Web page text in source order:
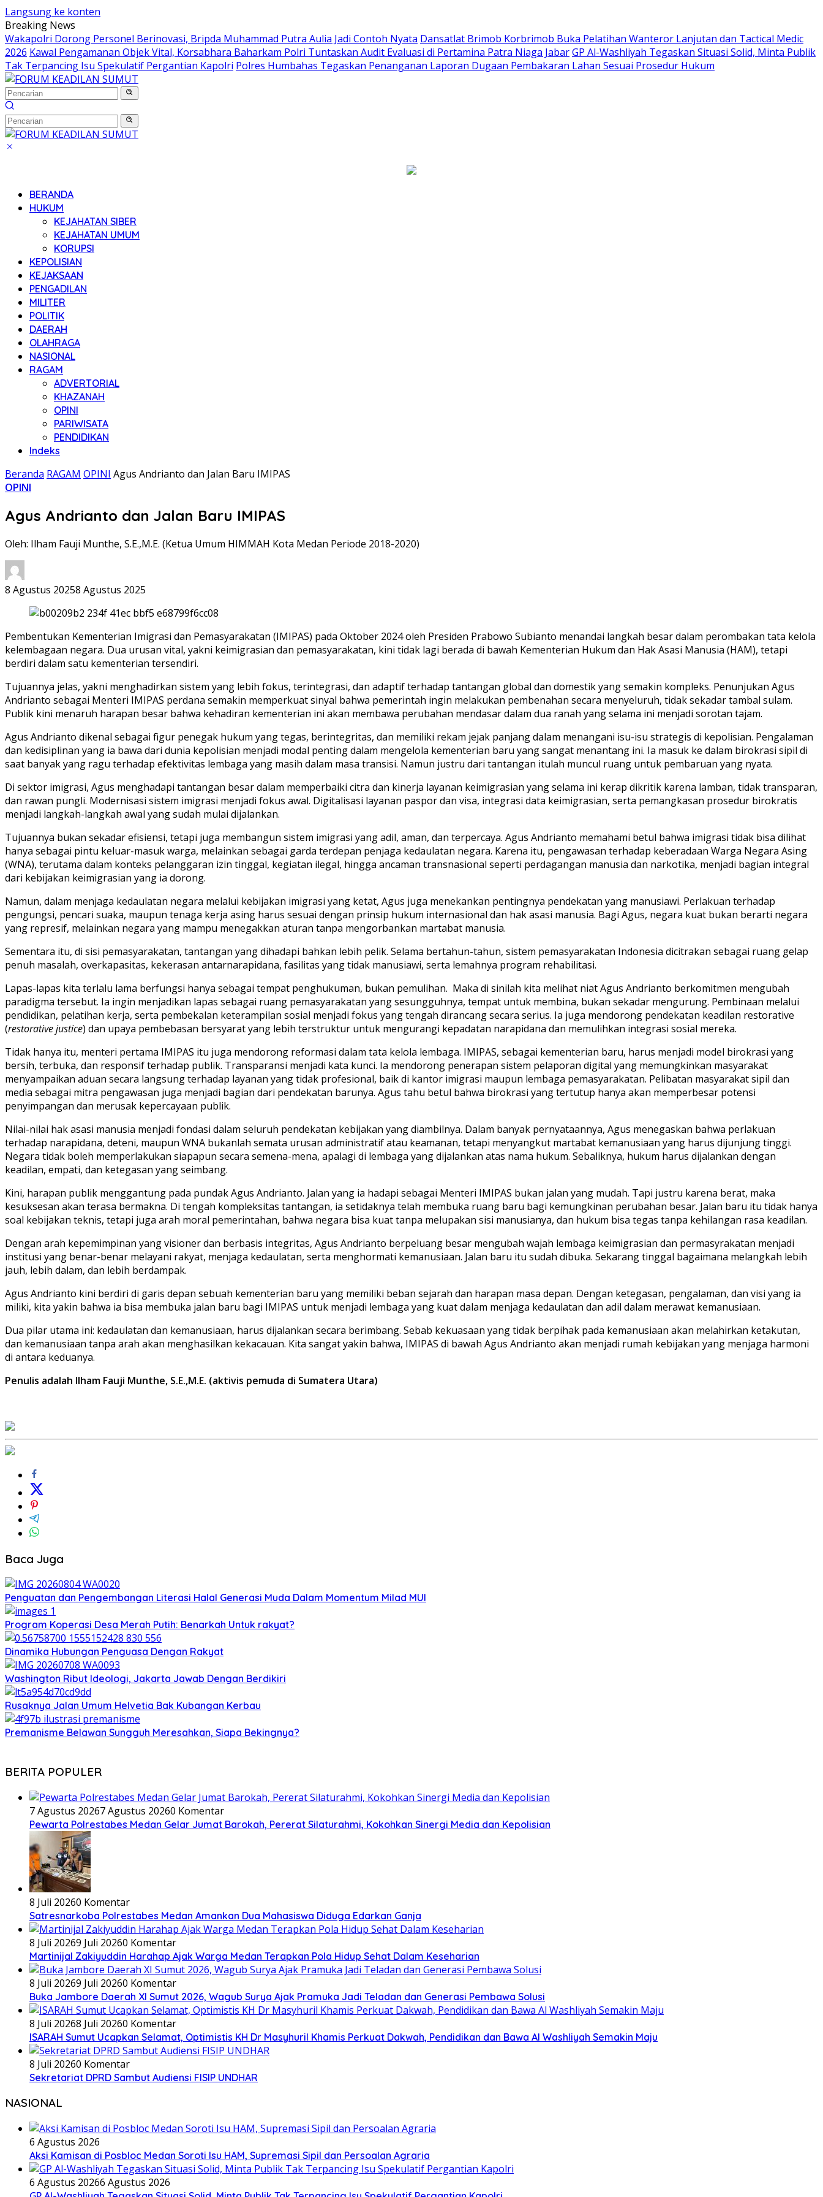
Langsung ke konten
Breaking News
Wakapolri Dorong Personel Berinovasi, Bripda Muhammad Putra Aulia Jadi Contoh Nyata Dansatlat Brimob Korbrimob Buka Pelatihan Wanteror Lanjutan dan Tactical Medic
2026 Kawal Pengamanan Objek Vital, Korsabhara Baharkam Polri Tuntaskan Audit Evaluasi di Pertamina Patra Niaga JabarGP Al-Washliyah Tegaskan Situasi Solid, Minta Publik
Tak Terpancing Isu Spekulatif Pergantian Kapolri Polres Humbahas Tegaskan Penanganan Laporan Dugaan Pembakaran Lahan Sesuai Prosedur Hukum
BERANDA
HUKUM
KEJAHATAN SIBER
KEJAHATAN UMUM
KORUPSI
KEPOLISIAN
KEJAKSAAN
PENGADILAN
MILITER
POLITIK
DAERAH
OLAHRAGA
NASIONAL
RAGAM
ADVERTORIAL
KHAZANAH
OPINI
PARIWISATA
PENDIDIKAN
Indeks
Beranda RAGAM OPINI Agus Andrianto dan Jalan Baru IMIPAS
OPINI
Agus Andrianto dan Jalan Baru IMIPAS
Oleh: Ilham Fauji Munthe, S.E.,M.E. (Ketua Umum HIMMAH Kota Medan Periode 2018-2020)
8 Agustus 20258 Agustus 2025
Pembentukan Kementerian Imigrasi dan Pemasyarakatan (IMIPAS) pada Oktober 2024 oleh Presiden Prabowo Subianto menandai langkah besar dalam perombakan tata kelola
kelembagaan negara. Dua urusan vital, yakni keimigrasian dan pemasyarakatan, kini tidak lagi berada di bawah Kementerian Hukum dan Hak Asasi Manusia (HAM), tetapi
berdiri dalam satu kementerian tersendiri.
Tujuannya jelas, yakni menghadirkan sistem yang lebih fokus, terintegrasi, dan adaptif terhadap tantangan global dan domestik yang semakin kompleks. Penunjukan Agus
Andrianto sebagai Menteri IMIPAS perdana semakin memperkuat sinyal bahwa pemerintah ingin melakukan pembenahan secara menyeluruh, tidak sekadar tambal sulam.
Publik kini menaruh harapan besar bahwa kehadiran kementerian ini akan membawa perubahan mendasar dalam dua ranah yang selama ini menjadi sorotan tajam.
Agus Andrianto dikenal sebagai figur penegak hukum yang tegas, berintegritas, dan memiliki rekam jejak panjang dalam menangani isu-isu strategis di kepolisian. Pengalaman
dan kedisiplinan yang ia bawa dari dunia kepolisian menjadi modal penting dalam mengelola kementerian baru yang sangat menantang ini. Ia masuk ke dalam birokrasi sipil di
saat banyak yang ragu terhadap efektivitas lembaga yang masih dalam masa transisi. Namun justru dari tantangan itulah muncul ruang untuk pembaruan yang nyata.
Di sektor imigrasi, Agus menghadapi tantangan besar dalam memperbaiki citra dan kinerja layanan keimigrasian yang selama ini kerap dikritik karena lamban, tidak transparan,
dan rawan pungli. Modernisasi sistem imigrasi menjadi fokus awal. Digitalisasi layanan paspor dan visa, integrasi data keimigrasian, serta pemangkasan prosedur birokratis
menjadi langkah-langkah awal yang sudah mulai dijalankan.
Tujuannya bukan sekadar efisiensi, tetapi juga membangun sistem imigrasi yang adil, aman, dan terpercaya. Agus Andrianto memahami betul bahwa imigrasi tidak bisa dilihat
hanya sebagai pintu keluar-masuk warga, melainkan sebagai garda terdepan penjaga kedaulatan negara. Karena itu, pengawasan terhadap keberadaan Warga Negara Asing
(WNA), terutama dalam konteks pelanggaran izin tinggal, kegiatan ilegal, hingga ancaman transnasional seperti perdagangan manusia dan narkotika, menjadi bagian integral
dari kebijakan keimigrasian yang ia dorong.
Namun, dalam menjaga kedaulatan negara melalui kebijakan imigrasi yang ketat, Agus juga menekankan pentingnya pendekatan yang manusiawi. Perlakuan terhadap
pengungsi, pencari suaka, maupun tenaga kerja asing harus sesuai dengan prinsip hukum internasional dan hak asasi manusia. Bagi Agus, negara kuat bukan berarti negara
yang represif, melainkan negara yang mampu menegakkan aturan tanpa mengorbankan martabat manusia.
Sementara itu, di sisi pemasyarakatan, tantangan yang dihadapi bahkan lebih pelik. Selama bertahun-tahun, sistem pemasyarakatan Indonesia dicitrakan sebagai ruang gelap
penuh masalah, overkapasitas, kekerasan antarnarapidana, fasilitas yang tidak manusiawi, serta lemahnya program rehabilitasi.
Lapas-lapas kita terlalu lama berfungsi hanya sebagai tempat penghukuman, bukan pemulihan. Maka di sinilah kita melihat niat Agus Andrianto berkomitmen mengubah
paradigma tersebut. Ia ingin menjadikan lapas sebagai ruang pemasyarakatan yang sesungguhnya, tempat untuk membina, bukan sekadar mengurung. Pembinaan melalui
pendidikan, pelatihan kerja, serta pembekalan keterampilan sosial menjadi fokus yang tengah dirancang secara serius. Ia juga mendorong pendekatan keadilan restorative
(restorative justice) dan upaya pembebasan bersyarat yang lebih terstruktur untuk mengurangi kepadatan narapidana dan memulihkan integrasi sosial mereka.
Tidak hanya itu, menteri pertama IMIPAS itu juga mendorong reformasi dalam tata kelola lembaga. IMIPAS, sebagai kementerian baru, harus menjadi model birokrasi yang
bersih, terbuka, dan responsif terhadap publik. Transparansi menjadi kata kunci. Ia mendorong penerapan sistem pelaporan digital yang memungkinkan masyarakat
menyampaikan aduan secara langsung terhadap layanan yang tidak profesional, baik di kantor imigrasi maupun lembaga pemasyarakatan. Pelibatan masyarakat sipil dan
media sebagai mitra pengawasan juga menjadi bagian dari pendekatan barunya. Agus tahu betul bahwa birokrasi yang tertutup hanya akan memperbesar potensi
penyimpangan dan merusak kepercayaan publik.
Nilai-nilai hak asasi manusia menjadi fondasi dalam seluruh pendekatan kebijakan yang diambilnya. Dalam banyak pernyataannya, Agus menegaskan bahwa perlakuan
terhadap narapidana, deteni, maupun WNA bukanlah semata urusan administratif atau keamanan, tetapi menyangkut martabat kemanusiaan yang harus dijunjung tinggi.
Negara tidak boleh memperlakukan siapapun secara semena-mena, apalagi di lembaga yang dijalankan atas nama hukum. Sebaliknya, hukum harus dijalankan dengan
keadilan, empati, dan ketegasan yang seimbang.
Kini, harapan publik menggantung pada pundak Agus Andrianto. Jalan yang ia hadapi sebagai Menteri IMIPAS bukan jalan yang mudah. Tapi justru karena berat, maka
kesuksesan akan terasa bermakna. Di tengah kompleksitas tantangan, ia setidaknya telah membuka ruang baru bagi kemungkinan perubahan besar. Jalan baru itu tidak hanya
soal kebijakan teknis, tetapi juga arah moral pemerintahan, bahwa negara bisa kuat tanpa melupakan sisi manusianya, dan hukum bisa tegas tanpa kehilangan rasa keadilan.
Dengan arah kepemimpinan yang visioner dan berbasis integritas, Agus Andrianto berpeluang besar mengubah wajah lembaga keimigrasian dan permasyrakatan menjadi
institusi yang benar-benar melayani rakyat, menjaga kedaulatan, serta menghormati kemanusiaan. Jalan baru itu sudah dibuka. Sekarang tinggal bagaimana melangkah lebih
jauh, lebih dalam, dan lebih berdampak.
Agus Andrianto kini berdiri di garis depan sebuah kementerian baru yang memiliki beban sejarah dan harapan masa depan. Dengan ketegasan, pengalaman, dan visi yang ia
miliki, kita yakin bahwa ia bisa membuka jalan baru bagi IMIPAS untuk menjadi lembaga yang kuat dalam menjaga kedaulatan dan adil dalam merawat kemanusiaan.
Dua pilar utama ini: kedaulatan dan kemanusiaan, harus dijalankan secara berimbang. Sebab kekuasaan yang tidak berpihak pada kemanusiaan akan melahirkan ketakutan,
dan kemanusiaan tanpa arah akan menghasilkan kekacauan. Kita sangat yakin bahwa, IMIPAS di bawah Agus Andrianto akan menjadi rumah kebijakan yang menjaga harmoni
di antara keduanya.
Penulis adalah Ilham Fauji Munthe, S.E.,M.E. (aktivis pemuda di Sumatera Utara)
Baca Juga
Penguatan dan Pengembangan Literasi Halal Generasi Muda Dalam Momentum Milad MUI
Program Koperasi Desa Merah Putih: Benarkah Untuk rakyat?
Dinamika Hubungan Penguasa Dengan Rakyat
Washington Ribut Ideologi, Jakarta Jawab Dengan Berdikiri
Rusaknya Jalan Umum Helvetia Bak Kubangan Kerbau
Premanisme Belawan Sungguh Meresahkan, Siapa Bekingnya?
BERITA POPULER
7 Agustus 20267 Agustus 20260 Komentar
Pewarta Polrestabes Medan Gelar Jumat Barokah, Pererat Silaturahmi, Kokohkan Sinergi Media dan Kepolisian
8 Juli 20260 Komentar
Satresnarkoba Polrestabes Medan Amankan Dua Mahasiswa Diduga Edarkan Ganja
8 Juli 20269 Juli 20260 Komentar
Martinijal Zakiyuddin Harahap Ajak Warga Medan Terapkan Pola Hidup Sehat Dalam Keseharian
8 Juli 20269 Juli 20260 Komentar
Buka Jambore Daerah XI Sumut 2026, Wagub Surya Ajak Pramuka Jadi Teladan dan Generasi Pembawa Solusi
8 Juli 20268 Juli 20260 Komentar
ISARAH Sumut Ucapkan Selamat, Optimistis KH Dr Masyhuril Khamis Perkuat Dakwah, Pendidikan dan Bawa Al Washliyah Semakin Maju
8 Juli 20260 Komentar
Sekretariat DPRD Sambut Audiensi FISIP UNDHAR
NASIONAL
6 Agustus 2026
Aksi Kamisan di Posbloc Medan Soroti Isu HAM, Supremasi Sipil dan Persoalan Agraria
6 Agustus 20266 Agustus 2026